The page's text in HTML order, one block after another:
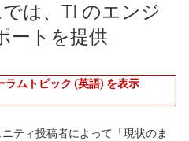
は、TI のエンジ
ートを提供
ラムトピック (英語) を表示
ティ投稿者によって「現状のま